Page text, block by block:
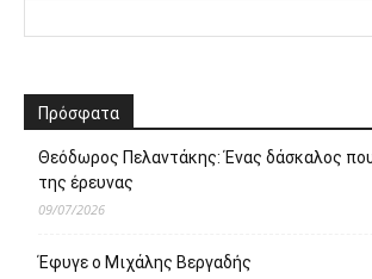
Πρόσφατα
Θεόδωρος Πελαντάκης: Ένας δάσκαλος
της έρευνας
09/07/2026
Έφυγε ο Μιχάλης Βεργαδής